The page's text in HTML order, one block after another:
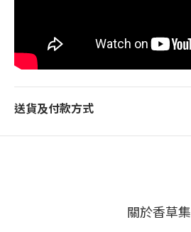
送貨及付款方式
關於香草集